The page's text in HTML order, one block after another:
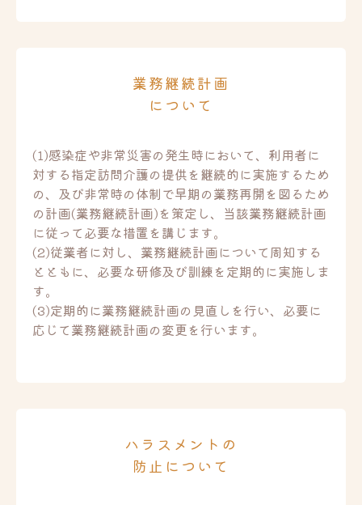
業務継続計画
について
(1)感染症や非常災害の発生時において、利用者に
対する指定訪問介護の提供を継続的に実施するため
の、及び非常時の体制で早期の業務再開を図るため
の計画(業務継続計画)を策定し、当該業務継続計画
に従って必要な措置を講じます。
(2)従業者に対し、業務継続計画について周知する
とともに、必要な研修及び訓練を定期的に実施しま
す。
(3)定期的に業務継続計画の見直しを行い、必要に
応じて業務継続計画の変更を行います。
ハラスメントの
防止について